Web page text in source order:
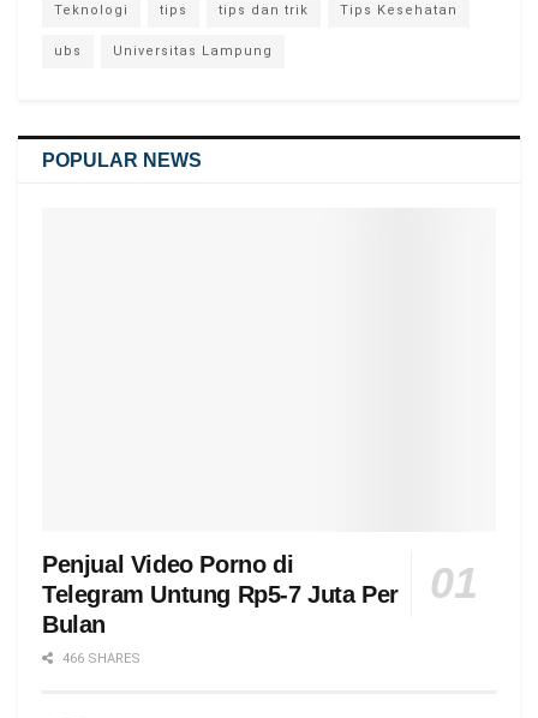
Teknologi tips tips dan trik Tips Kesehatan
ubs Universitas Lampung
POPULAR NEWS
Penjual Video Porno di
Telegram Untung Rp5-7 Juta Per
Bulan
466 SHARES